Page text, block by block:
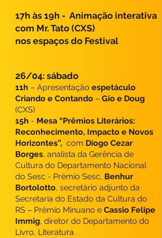
17h às 19h - Animação interativa
com Mr. Tato (CXS)
nos espaços do Festival
26/04: sábado
11h – Apresentação espetáculo
Criando e Contando – Gio e Doug
(CXS)
15h - Mesa “Prêmios Literários:
Reconhecimento, Impacto e Novos
Horizontes”, com Diogo Cezar
Borges, analista da Gerência de
Cultura do Departamento Nacional
do Sesc - Prêmio Sesc, Benhur
Bortolotto, secretário adjunto da
Secretaria do Estado da Cultura do
RS – Prêmio Minuano e Cassio Felipe
Immig, diretor do Departamento do
Livro, Literatura